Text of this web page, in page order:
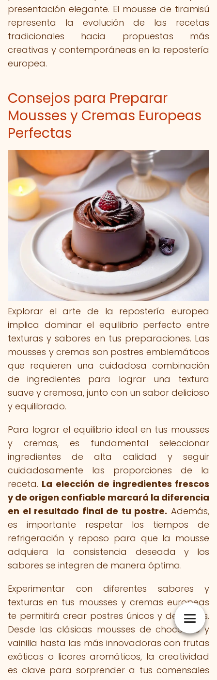
presentación elegante. El mousse de tiramisú
representa la evolución de las recetas
tradicionales hacia propuestas más
creativas y contemporáneas en la repostería
europea.
Consejos para Preparar
Mousses y Cremas Europeas
Perfectas
Explorar el arte de la repostería europea
implica dominar el equilibrio perfecto entre
texturas y sabores en tus preparaciones. Las
mousses y cremas son postres emblemáticos
que requieren una cuidadosa combinación
de ingredientes para lograr una textura
suave y cremosa, junto con un sabor delicioso
y equilibrado.
Para lograr el equilibrio ideal en tus mousses
y cremas, es fundamental seleccionar
ingredientes de alta calidad y seguir
cuidadosamente las proporciones de la
receta. La elección de ingredientes frescos
y de origen confiable marcará la diferencia
en el resultado final de tu postre. Además,
es importante respetar los tiempos de
refrigeración y reposo para que la mousse
adquiera la consistencia deseada y los
sabores se integren de manera óptima.
Experimentar con diferentes sabores y
texturas en tus mousses y cremas europeas
te permitirá crear postres únicos y deliciosos.
Desde las clásicas mousses de chocolate y
vainilla hasta las más innovadoras con frutas
exóticas o licores aromáticos, la creatividad
es clave para sorprender a tus comensales